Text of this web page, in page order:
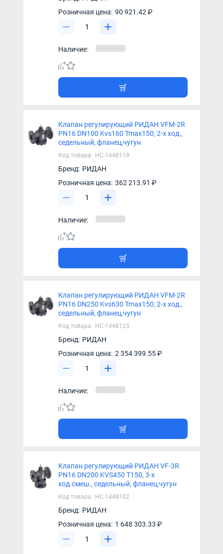
Розничная цена: 90 921.42 ₽
Наличие:
Клапан регулирующий РИДАН VFM-2R
PN16 DN100 Kvs160 Tmax150, 2-х ход.,
седельный, фланец,чугун
Код товара: НС-1448119
Бренд: РИДАН
Розничная цена: 362 213.91 ₽
Наличие:
Клапан регулирующий РИДАН VFM-2R
PN16 DN250 Kvs630 Tmax150, 2-х ход.,
седельный, фланец,чугун
Код товара: НС-1448123
Бренд: РИДАН
Розничная цена: 2 354 399.55 ₽
Наличие:
Клапан регулирующий РИДАН VF-3R
PN16 DN200 KVS450 T150, 3-х
ход.смеш., седельный, фланец,чугун
Код товара: НС-1448102
Бренд: РИДАН
Розничная цена: 1 648 303.33 ₽